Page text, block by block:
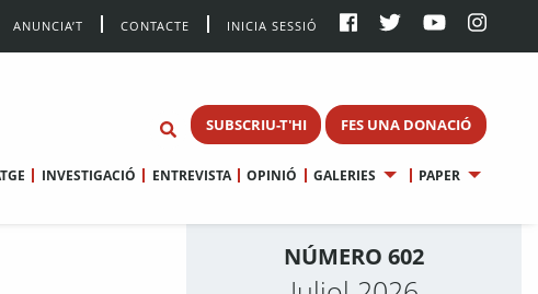
ANUNCIA’T CONTACTE INICIA SESSIÓ
SUBSCRIU-T'HI FES UNA DONACIÓ
INVESTIGACIÓ ENTREVISTA OPINIÓ GALERIES PAPER
NÚMERO 602